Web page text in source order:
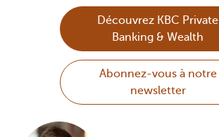
Découvrez KBC Private
Banking & Wealth
Abonnez-vous à notre
newsletter